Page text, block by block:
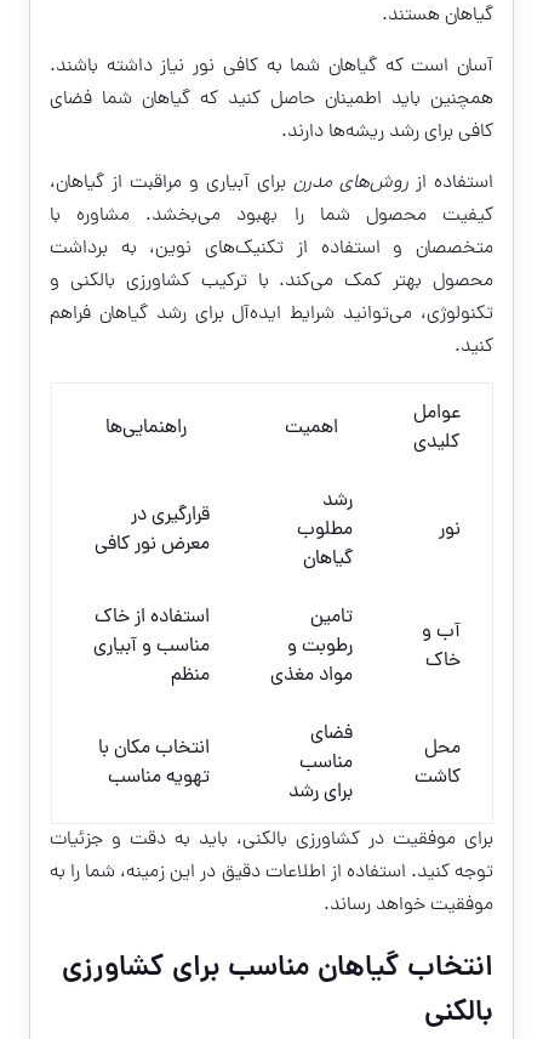
گیاهان هستند.
آسان است که گیاهان شما به کافی نور نیاز داشته باشند.
همچنین باید اطمینان حاصل کنید که گیاهان شما فضای
کافی برای رشد ریشه‌ها دارند.
استفاده ازروش‌های مدرن برای آبیاری و مراقبت از گیاهان،
کیفیت محصول شما را بهبود می‌بخشد. مشاوره با
متخصصان و استفاده از تکنیک‌های نوین، به برداشت
محصول بهتر کمک می‌کند. با ترکیب کشاورزی بالکنی و
تکنولوژی، می‌توانید شرایط ایده‌آل برای رشد گیاهان فراهم
کنید.
عوامل
کلیدی
اهمیت راهنمایی‌ها
نور
رشد
مطلوب
گیاهان
قرارگیری در
معرض نور کافی
آب و
خاک
تامین
رطوبت و
مواد مغذی
استفاده از خاک
مناسب و آبیاری
منظم
محل
کاشت
فضای
مناسب
برای رشد
انتخاب مکان با
تهویه مناسب
برای موفقیت در کشاورزی بالکنی، باید به دقت و جزئیات
توجه کنید. استفاده از اطلاعات دقیق در این زمینه، شما را به
موفقیت خواهد رساند.
انتخاب گیاهان مناسب برای کشاورزی
بالکنی